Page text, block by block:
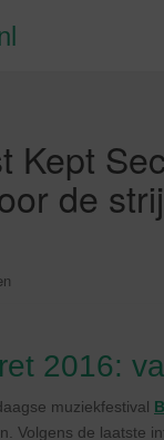
Kept
de
2016:
muziekfestival
Volgens de laatste